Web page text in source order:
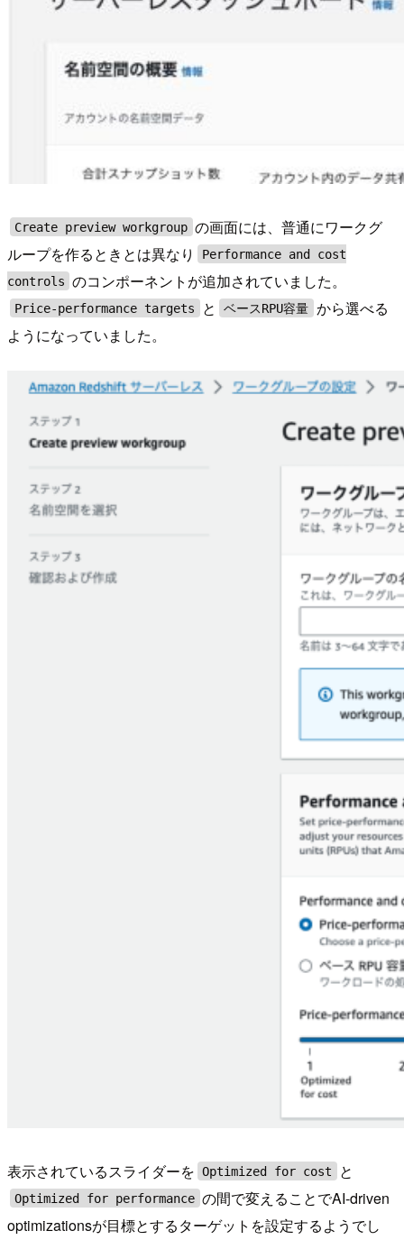
Create preview workgroup の画面には、普通にワークグ
ループを作るときとは異なり
Performance and cost
controls のコンポーネントが追加されていました。
Price-performance targets と ベースRPU容量 から選べる
ようになっていました。
表示されているスライダーを Optimized for cost と
Optimized for performance の間で変えることでAI-driven
optimizationsが目標とするターゲットを設定するようでし